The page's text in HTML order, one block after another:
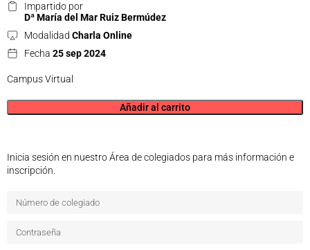
Impartido por
Dª María del Mar Ruiz Bermúdez
Modalidad Charla Online
Fecha 25 sep 2024
Campus Virtual
Añadir al carrito
Inicia sesión en nuestro Área de colegiados para más información e
inscripción.